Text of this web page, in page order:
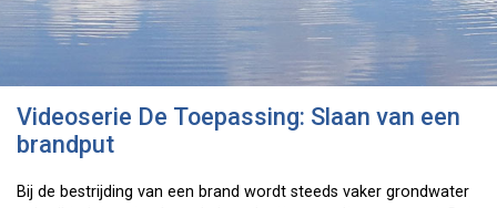
Videoserie De Toepassing: Slaan van een
brandput
Bij de bestrijding van een brand wordt steeds vaker grondwater